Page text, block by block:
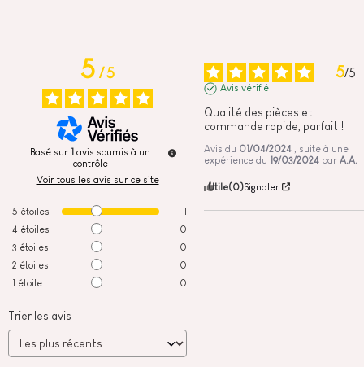
5/5
Basé sur 1 avis soumis à un
contrôle
Voir tous les avis sur ce site
5 étoiles
1
4 étoiles
0
3 étoiles
0
2 étoiles
0
1 étoile 0
Trier les avis
5/5
Avis vérifié
Qualité des pièces et
commande rapide, parfait !
Avis du 01/04/2024
, suite à une
expérience du 19/03/2024 par A.A.
Utile(0)Signaler